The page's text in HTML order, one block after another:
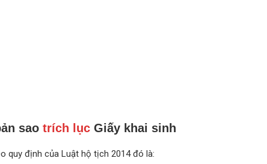
sao trích lục Giấy khai sinh
quy định của Luật hộ tịch 2014 đó là: